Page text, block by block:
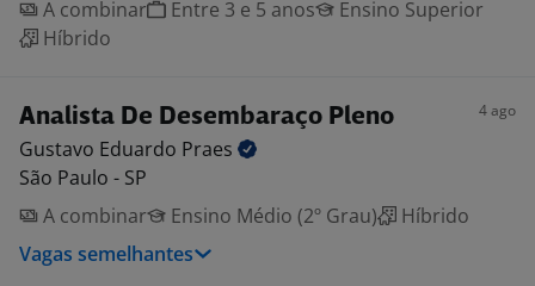
A combinar
Entre 3 e 5 anos
Ensino Superior
Híbrido
Analista De Desembaraço Pleno 4 ago
Gustavo Eduardo Praes
São Paulo - SP
A combinar
Ensino Médio (2º Grau)
Híbrido
Vagas semelhantes